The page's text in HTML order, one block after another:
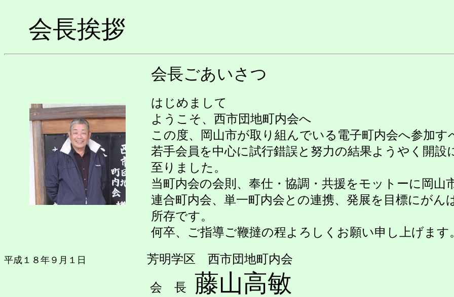
会長挨拶
会長ごあいさつ
はじめまして
ようこそ、西市団地町内会へ
この度、岡山市が取り組んでいる電子町内会へ参加す
若手会員を中心に試行錯誤と努力の結果ようやく開設
至りました。
当町内会の会則、奉仕・協調・共援をモットーに岡山
連合町内会、単一町内会との連携、発展を目標にがん
所存です。
何卒、ご指導ご鞭撻の程よろしくお願い申し上げます
平成１８年９月１日 芳明学区 西市団地町内会
会 長 藤山高敏